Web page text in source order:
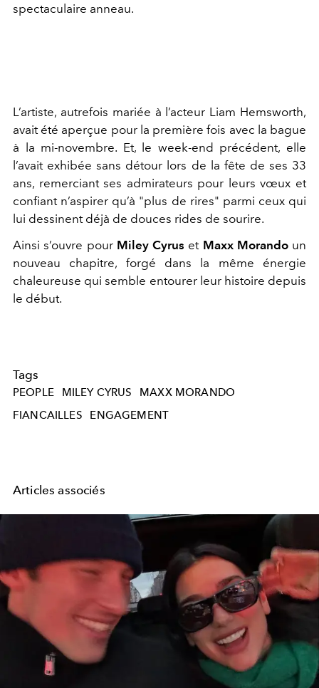
spectaculaire anneau.
L’artiste, autrefois mariée à l’acteur Liam Hemsworth,
avait été aperçue pour la première fois avec la bague
à la mi-novembre. Et, le week-end précédent, elle
l’avait exhibée sans détour lors de la fête de ses 33
ans, remerciant ses admirateurs pour leurs vœux et
confiant n’aspirer qu’à "plus de rires" parmi ceux qui
lui dessinent déjà de douces rides de sourire.
Ainsi s’ouvre pour Miley Cyrus et Maxx Morandoun
nouveau chapitre, forgé dans la même énergie
chaleureuse qui semble entourer leur histoire depuis
le début.
Tags
PEOPLE MILEY CYRUS
MAXX MORANDO
FIANCAILLES
ENGAGEMENT
Articles associés